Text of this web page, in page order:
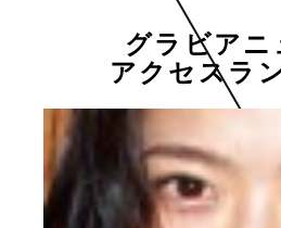
グラビアニ
アクセスラ